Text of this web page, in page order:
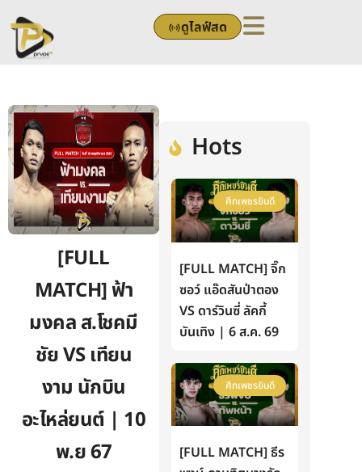
to
content
ดูไลฟ์สด
[FULL
MATCH] ฟ้า
มงคล ส.โชคมี
ชัย VS เทียน
งาม นักบิน
อะไหล่ยนต์ | 10
พ.ย 67
Hots
ศึกเพชรยินดี
[FULL MATCH] จิ๊ก
ซอว์ แอ๊ดสันป่าตอง
VS ดาร์วินซี่ ลัคกี้
บันเทิง | 6 ส.ค. 69
ศึกเพชรยินดี
[FULL MATCH] ธีร